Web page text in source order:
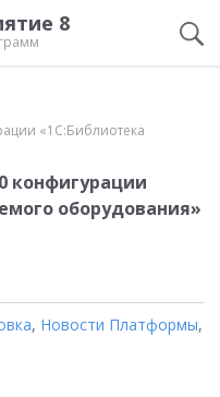
8
«1С:Библиотека
конфигурации
оборудования»
, Новости Платформы,